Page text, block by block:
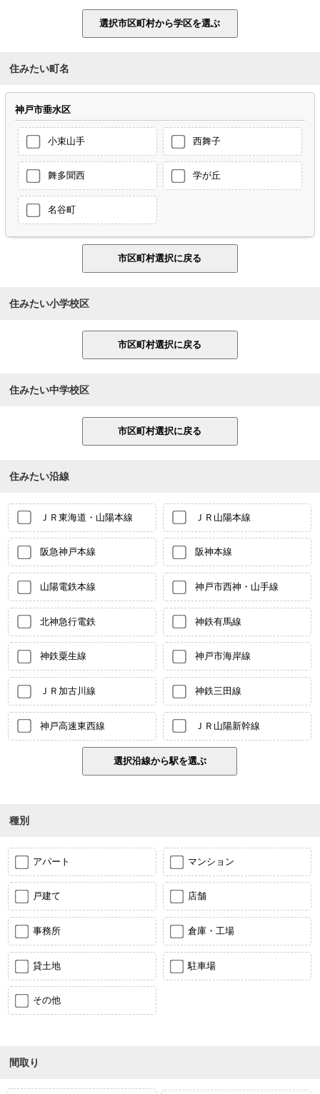
住みたい町名
神戸市垂水区
小束山手 西舞子
舞多聞西 学が丘
名谷町
住みたい小学校区
住みたい中学校区
住みたい沿線
ＪＲ東海道・山陽本線 ＪＲ山陽本線
阪急神戸本線 阪神本線
山陽電鉄本線 神戸市西神・山手線
北神急行電鉄 神鉄有馬線
神鉄粟生線 神戸市海岸線
ＪＲ加古川線 神鉄三田線
神戸高速東西線 ＪＲ山陽新幹線
種別
アパート マンション
戸建て 店舗
事務所 倉庫・工場
貸土地 駐車場
その他
間取り